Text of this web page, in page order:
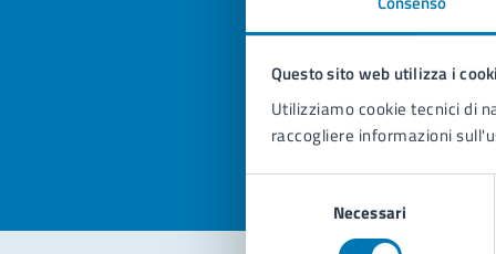
Questo sito web utilizza i
Utilizziamo cookie tecnici di
raccogliere informazioni
consenso
Necessari